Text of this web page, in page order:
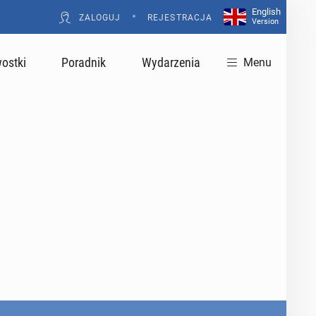
ZALOGUJ • REJESTRACJA
English
Version
Poradnik Wydarzenia Menu